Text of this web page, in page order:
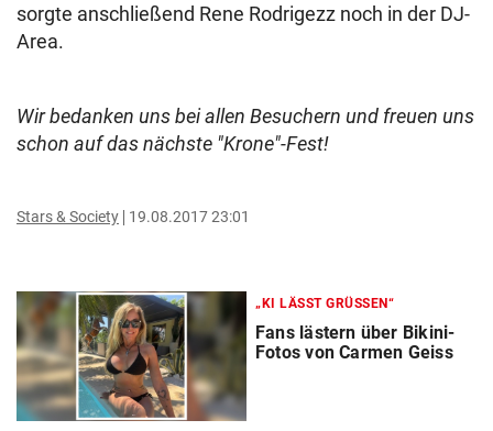
sorgte anschließend Rene Rodrigezz noch in der DJ-
Area.
Wir bedanken uns bei allen Besuchern und freuen uns
schon auf das nächste "Krone"-Fest!
Stars & Society 19.08.2017 23:01
„KI LÄSST GRÜSSEN“
Fans lästern über Bikini-
Fotos von Carmen Geiss